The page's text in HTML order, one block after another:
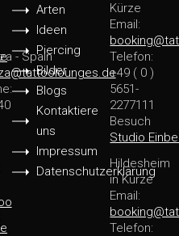
- Spain
Arten
Ideen
Piercing
Bilder
Blogs
Kontaktiere
uns
Impressum
Datenschutzerklärung
Kürze
Email:
Telefon:
+49 ( 0 )
5651-
2277111
Besuch
Studio
Hildesheim
in Kürze
Email:
Telefon: